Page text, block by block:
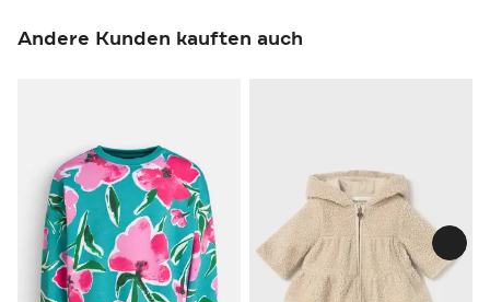
Andere Kunden kauften auch